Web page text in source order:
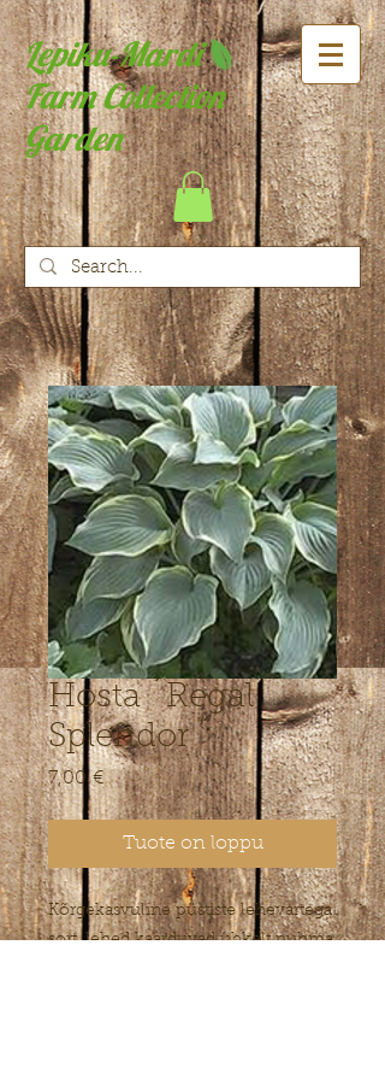
Lepiku-Mardi
Farm Collection
Garden
Hosta ´Regal
Splendor ´
7,00 €Hinta
Tuote on loppu
Kõrgekasvuline püstiste lehevartega
sort, lehed kaarduvad uhkelt puhma